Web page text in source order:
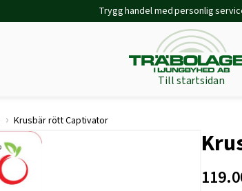
Trygg handel med personlig
Till startsidan
› Krusbär rött Captivator